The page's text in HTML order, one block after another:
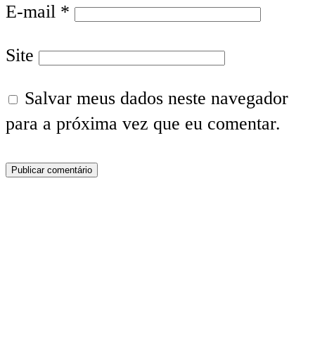
E-mail *
Site
Salvar meus dados neste navegador
para a próxima vez que eu comentar.